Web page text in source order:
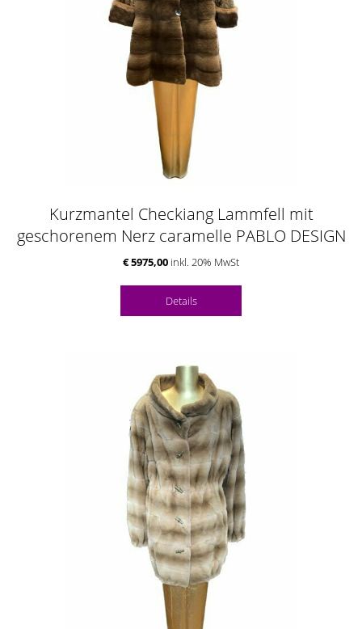
Kurzmantel Checkiang Lammfell mit
geschorenem Nerz caramelle PABLO DESIGN
€ 5975,00 inkl. 20% MwSt
Details